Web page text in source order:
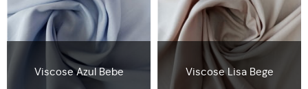
Viscose Azul Bebe Viscose Lisa Bege